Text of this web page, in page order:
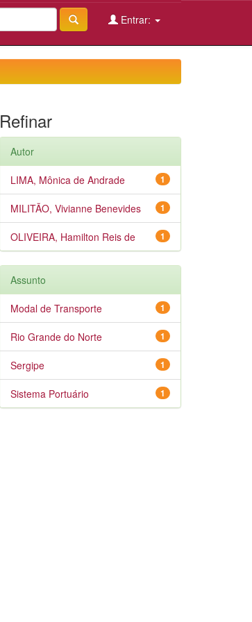
Entrar:
Refinar
Autor
1
LIMA, Mônica de Andrade
1
MILITÃO, Vivianne Benevides
1
OLIVEIRA, Hamilton Reis de
Assunto
1
Modal de Transporte
1
Rio Grande do Norte
1
Sergipe
1
Sistema Portuário